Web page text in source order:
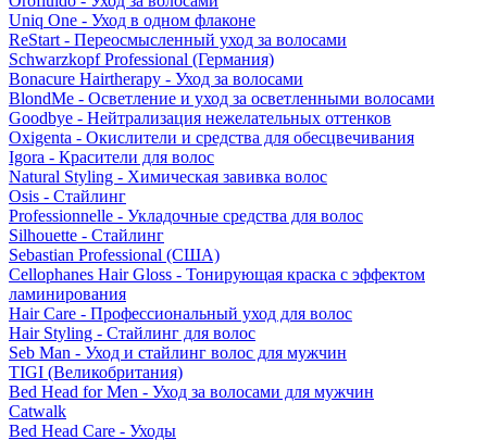
Uniq One - Уход в одном флаконе
ReStart - Переосмысленный уход за волосами
Schwarzkopf Professional (Германия)
Bonacure Hairtherapy - Уход за волосами
BlondMe - Осветление и уход за осветленными волосами
Goodbye - Нейтрализация нежелательных оттенков
Oxigenta - Окислители и средства для обесцвечивания
Igora - Красители для волос
Natural Styling - Химическая завивка волос
Osis - Стайлинг
Professionnelle - Укладочные средства для волос
Silhouette - Стайлинг
Sebastian Professional (США)
Cellophanes Hair Gloss - Тонирующая краска с эффектом
ламинирования
Hair Care - Профессиональный уход для волос
Hair Styling - Стайлинг для волос
Seb Man - Уход и стайлинг волос для мужчин
TIGI (Великобритания)
Bed Head for Men - Уход за волосами для мужчин
Catwalk
Bed Head Care - Уходы